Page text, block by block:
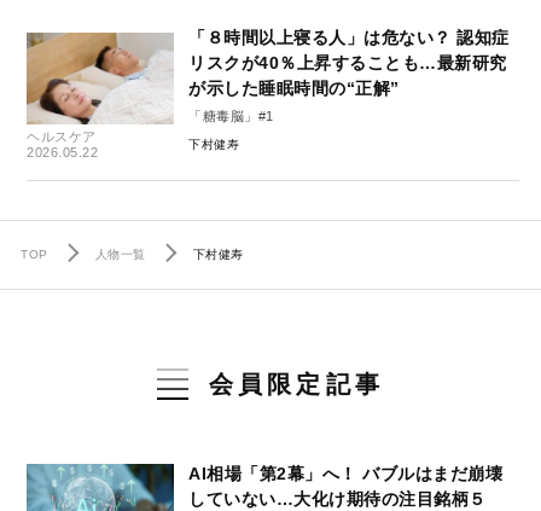
ヘルスケア
2026.05.22
「８時間以上寝る人」は危ない？ 認知症
リスクが40％上昇することも…最新研究
が示した睡眠時間の“正解”
「糖毒脳」#1
下村健寿
TOP 人物一覧 下村健寿
会員限定記事
AI相場「第2幕」へ！ バブルはまだ崩壊
していない…大化け期待の注目銘柄５